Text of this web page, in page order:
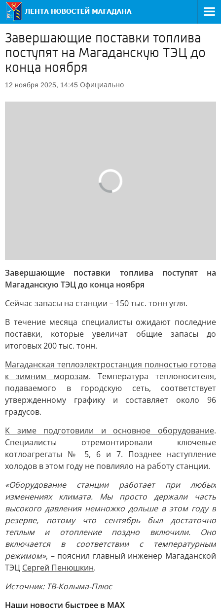
Завершающие поставки топлива
поступят на Магаданскую ТЭЦ до
конца ноября
12 ноября 2025, 14:45 Официально
Завершающие поставки топлива поступят на
Магаданскую ТЭЦ до конца ноября
Сейчас запасы на станции – 150 тыс. тонн угля.
В течение месяца специалисты ожидают последние
поставки, которые увеличат общие запасы до
итоговых 200 тыс. тонн.
Магаданская теплоэлектростанция полностью готова
к зимним морозам. Температура теплоносителя,
подаваемого в городскую сеть, соответствует
утвержденному графику и составляет около 96
градусов.
К зиме подготовили и основное оборудование.
Специалисты отремонтировали ключевые
котлоагрегаты № 5, 6 и 7. Позднее наступление
холодов в этом году не повлияло на работу станции.
«Оборудование станции работает при любых
изменениях климата. Мы просто держали часть
высокого давления немножко дольше в этом году в
резерве, потому что сентябрь был достаточно
теплым и отопление поздно включили. Оно
включается в соответствии с температурным
режимом», – пояснил главный инженер Магаданской
ТЭЦ Сергей Пенюшкин.
Источник: ТВ-Колыма-Плюс
Наши новости быстрее в MAX